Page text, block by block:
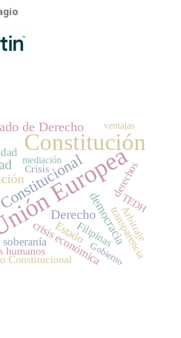
Europea
Constitución
de Derecho
Derechodemocracia
crisis económica
Estado
soberanía
humanos transparencia
Filipinas
derechos
Constitucional
Crisis
TEDH
Arbitraje
Gobierno
mediación
ventajas